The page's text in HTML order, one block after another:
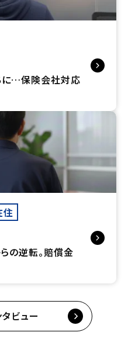
に…保険会社対応
住
の逆転。賠償金
ビュー